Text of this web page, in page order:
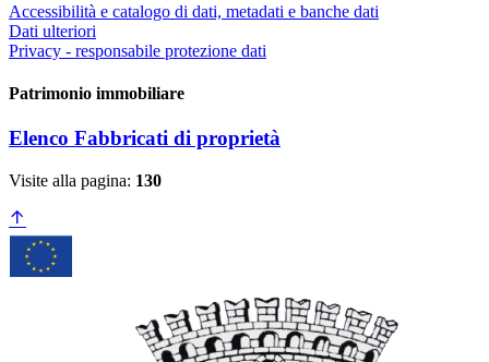
Accessibilità e catalogo di dati, metadati e banche dati
Dati ulteriori
Privacy - responsabile protezione dati
Patrimonio immobiliare
Elenco Fabbricati di proprietà
Visite alla pagina: 130